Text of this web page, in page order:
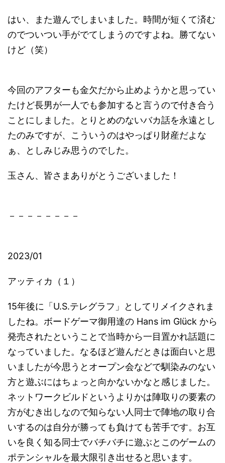
はい、また遊んでしまいました。時間が短くて済む
のでついつい手がでてしまうのですよね。勝てない
けど（笑）
今回のアフターも金欠だから止めようかと思ってい
たけど長男が一人でも参加すると言うので付き合う
ことにしました。とりとめのないバカ話を永遠とし
たのみですが、こういうのはやっぱり財産だよな
ぁ、としみじみ思うのでした。
玉さん、皆さまありがとうございました！
－－－－－－－－
2023/01
アッティカ（１）
15年後に「U.S.テレグラフ」としてリメイクされま
したね。ボードゲーマ御用達の Hans im Glück から
発売されたということで当時から一目置かれ話題に
なっていました。なるほど遊んだときは面白いと思
いましたが今思うとオープン会などで馴染みのない
方と遊ぶにはちょっと向かないかなと感じました。
ネットワークビルドというよりかは陣取りの要素の
方がむき出しなので知らない人同士で陣地の取り合
いするのは自分が勝っても負けても苦手です。お互
いを良く知る同士でバチバチに遊ぶとこのゲームの
ポテンシャルを最大限引き出せると思います。